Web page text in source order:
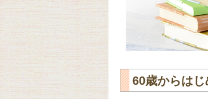
60歳からはじ